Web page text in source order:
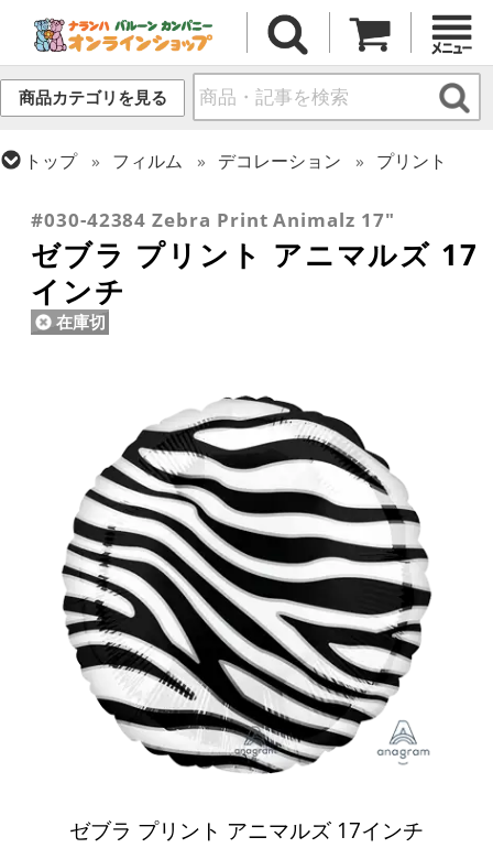
商品カテゴリを見る
トップ フィルム デコレーション
プリント
#030-42384 Zebra Print Animalz 17"
ゼブラ プリント アニマルズ 17
インチ
在庫切
ゼブラ プリント アニマルズ 17インチ